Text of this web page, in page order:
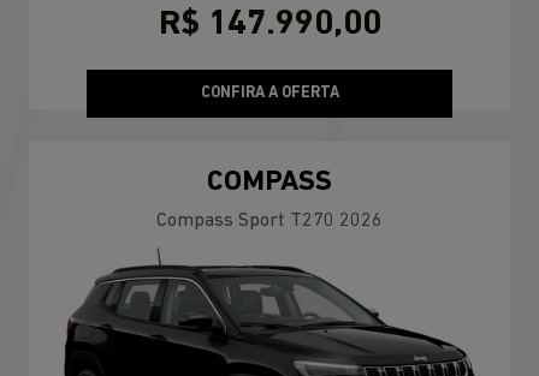
R$ 147.990,00
CONFIRA A OFERTA
COMPASS
Compass Sport T270 2026